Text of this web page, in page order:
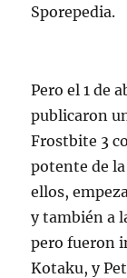
Sporepedia.
Pero el 1 de
publicaron
Frostbite 3
potente de
ellos,
y también a
pero fueron
Kotaku, y